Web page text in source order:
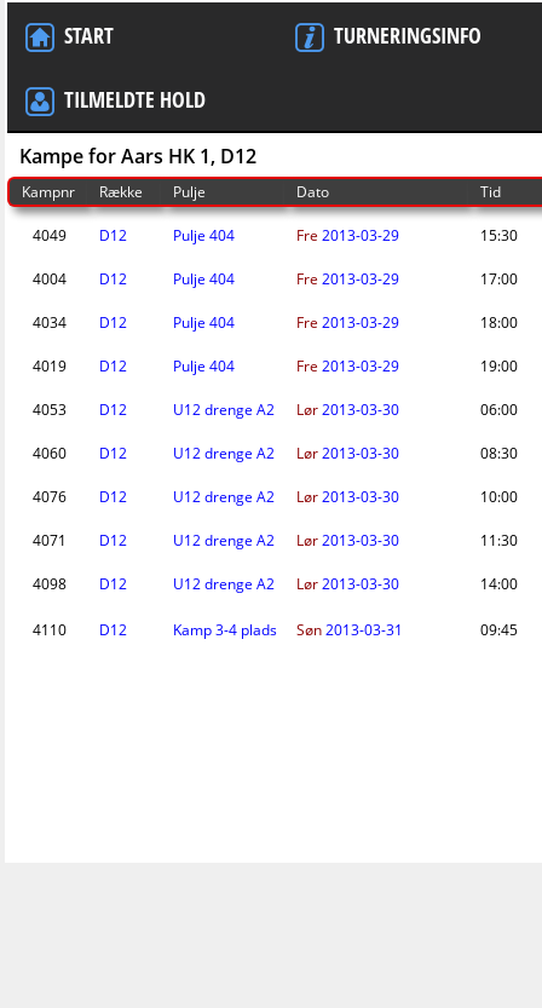
START TURNERINGSINFO
TILMELDTE HOLD
Kampe for Aars HK 1, D12
Kampnr Række Pulje Dato Tid
4049 D12 Pulje 404 Fre 2013-03-29 15:30
4004 D12 Pulje 404 Fre 2013-03-29 17:00
4034 D12 Pulje 404 Fre 2013-03-29 18:00
4019 D12 Pulje 404 Fre 2013-03-29 19:00
4053 D12 U12 drenge A2 Lør2013-03-30 06:00
4060 D12 U12 drenge A2 Lør2013-03-30 08:30
4076 D12 U12 drenge A2 Lør2013-03-30 10:00
4071 D12 U12 drenge A2 Lør2013-03-30 11:30
4098 D12 U12 drenge A2 Lør2013-03-30 14:00
4110 D12 Kamp 3-4 plads Søn2013-03-31 09:45